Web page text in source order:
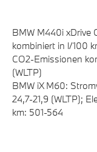
BMW M440i xDrive
kombiniert in l/100
CO2-Emissionen
(WLTP)
BMW iX M60:
24,7-21,9 (WLTP);
km: 501-564